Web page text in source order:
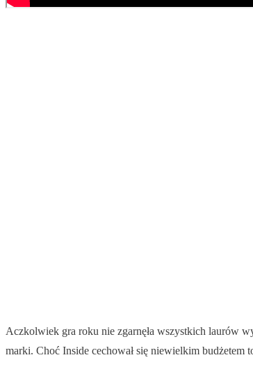
Aczkolwiek gra roku nie zgarnęła wszystkich laurów
marki. Choć Inside cechował się niewielkim budżetem